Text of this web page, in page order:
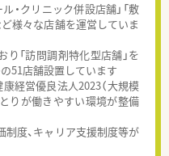
・クリニック併設店舗」「敷
ど様々な店舗を運営していま
「訪問調剤特化型店舗」を
51店舗設置しています
経営優良法人2023（大規模
りが働きやすい環境が整備
制度、キャリア支援制度等が